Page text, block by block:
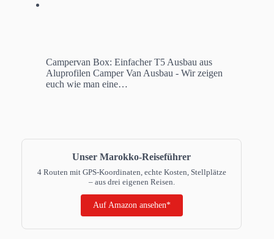
Campervan Box: Einfacher T5 Ausbau aus
Aluprofilen Camper Van Ausbau - Wir zeigen
euch wie man eine…
Unser Marokko-Reiseführer
4 Routen mit GPS-Koordinaten, echte Kosten, Stellplätze
– aus drei eigenen Reisen.
Auf Amazon ansehen*